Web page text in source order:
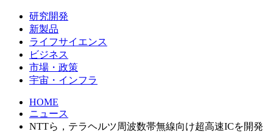
研究開発
新製品
ライフサイエンス
ビジネス
市場・政策
宇宙・インフラ
HOME
ニュース
NTTら，テラヘルツ周波数帯無線向け超高速ICを開発